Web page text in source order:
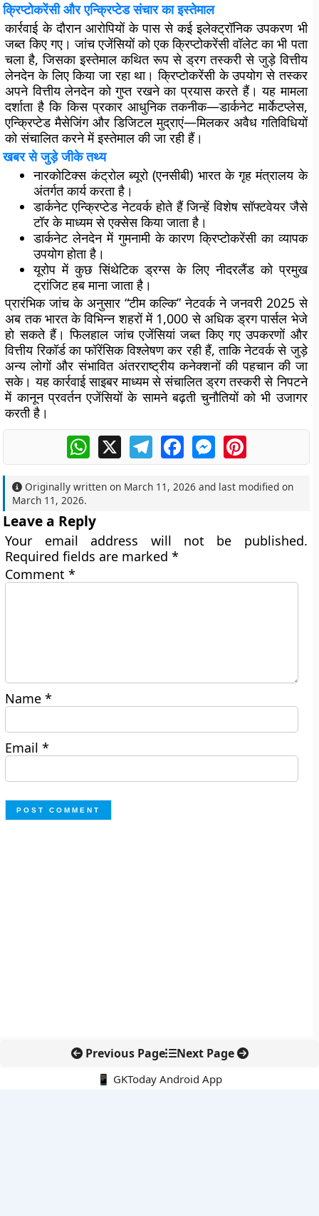
क्रिप्टोकरेंसी और एन्क्रिप्टेड संचार का इस्तेमाल
कार्रवाई के दौरान आरोपियों के पास से कई इलेक्ट्रॉनिक उपकरण भी
जब्त किए गए। जांच एजेंसियों को एकक्रिप्टोकरेंसी वॉलेटका भी पता
चला है, जिसका इस्तेमाल कथित रूप से ड्रग तस्करी से जुड़े वित्तीय
लेनदेन के लिए किया जा रहा था। क्रिप्टोकरेंसी के उपयोग से तस्कर
अपने वित्तीय लेनदेन को गुप्त रखने का प्रयास करते हैं। यह मामला
दर्शाता है कि किस प्रकार आधुनिक तकनीक—डार्कनेट मार्केटप्लेस,
एन्क्रिप्टेड मैसेजिंग और डिजिटल मुद्राएं—मिलकर अवैध गतिविधियों
को संचालित करने में इस्तेमाल की जा रही हैं।
खबर से जुड़े जीके तथ्य
नारकोटिक्स कंट्रोल ब्यूरो (एनसीबी) भारत के गृह मंत्रालय के
अंतर्गत कार्य करता है।
डार्कनेट एन्क्रिप्टेड नेटवर्क होते हैं जिन्हें विशेष सॉफ्टवेयर जैसे
टॉर के माध्यम से एक्सेस किया जाता है।
डार्कनेट लेनदेन में गुमनामी के कारण क्रिप्टोकरेंसी का व्यापक
उपयोग होता है।
यूरोप में कुछ सिंथेटिक ड्रग्स के लिए नीदरलैंड को प्रमुख
ट्रांजिट हब माना जाता है।
प्रारंभिक जांच के अनुसार “टीम कल्कि” नेटवर्क ने जनवरी 2025 से
अब तक भारत के विभिन्न शहरों में 1,000 से अधिक ड्रग पार्सल भेजे
हो सकते हैं। फिलहाल जांच एजेंसियां जब्त किए गए उपकरणों और
वित्तीय रिकॉर्ड का फॉरेंसिक विश्लेषण कर रही हैं, ताकि नेटवर्क से जुड़े
अन्य लोगों और संभावित अंतरराष्ट्रीय कनेक्शनों की पहचान की जा
सके। यह कार्रवाई साइबर माध्यम से संचालित ड्रग तस्करी से निपटने
में कानून प्रवर्तन एजेंसियों के सामने बढ़ती चुनौतियों को भी उजागर
करती है।
WhatsApp
X TelegramFacebookMessengerPinterest
Originally written on March 11, 2026 and last modified on
March 11, 2026.
Leave a Reply
Your email address will not be published.
Required fields are marked*
Comment*
Name*
Email*
Previous Page Next Page
📱 GKToday Android App